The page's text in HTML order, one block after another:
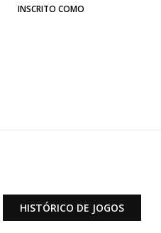
INSCRITO COMO
HISTÓRICO DE JOGOS